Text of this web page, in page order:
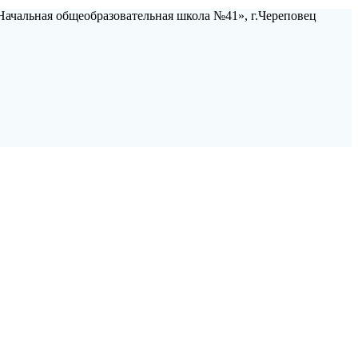
общеобразовательная школа №41», г.Череповец